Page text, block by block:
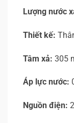
Lượng nước
Thiết kế:
Tâm xả: 305
Áp lực nước:
Nguồn điện: